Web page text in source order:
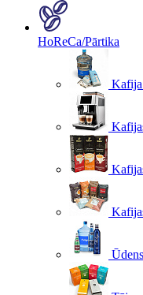
HoReCa/Pārtika
Kafija
Ūdens